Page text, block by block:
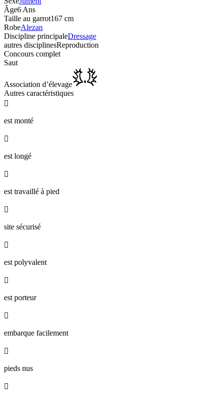
Âge6 Ans
Taille au garrot167 cm
RobeAlezan
Discipline principaleDressage
autres disciplinesReproduction
Concours complet
Saut
Association d’élevage
Autres caractéristiques

est monté

est longé

est travaillé à pied

site sécurisé

est polyvalent

est porteur

embarque facilement

pieds nus
